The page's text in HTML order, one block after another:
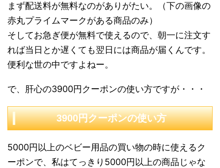
まず配送料が無料なのがありがたい。（下の画像の
赤丸プライムマークがある商品のみ）
そしてお急ぎ便が無料で使えるので、朝一に注文す
れば当日とか遅くても翌日には商品が届くんです。
便利な世の中ですよねー。
で、肝心の3900円クーポンの使い方ですが・・・
3900円クーポンの使い方
5000円以上のベビー用品の買い物の時に使えるク
ーポンで、私はてっきり5000円以上の商品じゃな